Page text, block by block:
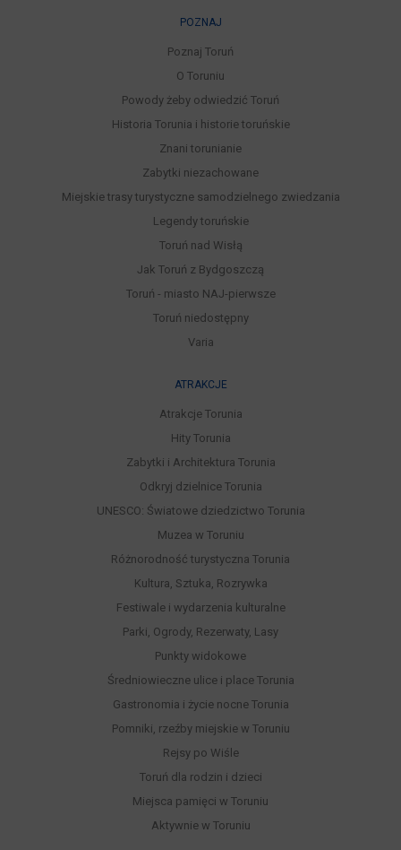
POZNAJ
Poznaj Toruń
O Toruniu
Powody żeby odwiedzić Toruń
Historia Torunia i historie toruńskie
Znani torunianie
Zabytki niezachowane
Miejskie trasy turystyczne samodzielnego zwiedzania
Legendy toruńskie
Toruń nad Wisłą
Jak Toruń z Bydgoszczą
Toruń - miasto NAJ-pierwsze
Toruń niedostępny
Varia
ATRAKCJE
Atrakcje Torunia
Hity Torunia
Zabytki i Architektura Torunia
Odkryj dzielnice Torunia
UNESCO: Światowe dziedzictwo Torunia
Muzea w Toruniu
Różnorodność turystyczna Torunia
Kultura, Sztuka, Rozrywka
Festiwale i wydarzenia kulturalne
Parki, Ogrody, Rezerwaty, Lasy
Punkty widokowe
Średniowieczne ulice i place Torunia
Gastronomia i życie nocne Torunia
Pomniki, rzeźby miejskie w Toruniu
Rejsy po Wiśle
Toruń dla rodzin i dzieci
Miejsca pamięci w Toruniu
Aktywnie w Toruniu